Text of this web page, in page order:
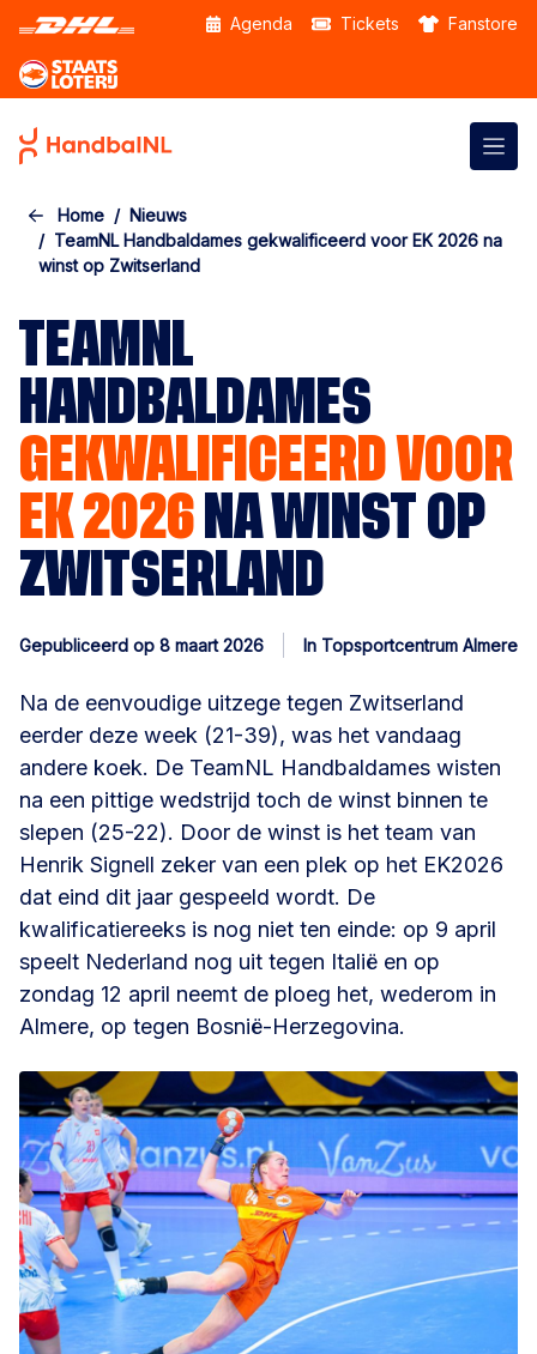
Skip to the main content Agenda Tickets Fanstore
Home
Nieuws
TeamNL Handbaldames gekwalificeerd voor EK 2026 na
winst op Zwitserland
TEAMNL
HANDBALDAMES
GEKWALIFICEERD VOOR
EK 2026 NA WINST OP
ZWITSERLAND
Gepubliceerd op 8 maart 2026 In Topsportcentrum Almere
Na de eenvoudige uitzege tegen Zwitserland
eerder deze week (21-39), was het vandaag
andere koek. De TeamNL Handbaldames wisten
na een pittige wedstrijd toch de winst binnen te
slepen (25-22). Door de winst is het team van
Henrik Signell zeker van een plek op het EK2026
dat eind dit jaar gespeeld wordt. De
kwalificatiereeks is nog niet ten einde: op 9 april
speelt Nederland nog uit tegen Italië en op
zondag 12 april neemt de ploeg het, wederom in
Almere, op tegen Bosnië-Herzegovina.